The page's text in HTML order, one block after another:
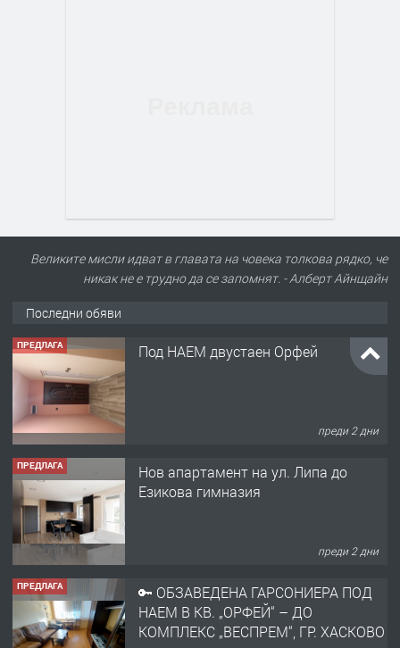
Великите мисли идват в главата на човека толкова рядко, че
никак не е трудно да се запомнят. - Алберт Айнщайн
Последни обяви
ПРЕДЛАГА Под НАЕМ двустаен Орфей
преди 2 дни
ПРЕДЛАГА
Нов апартамент на ул. Липа до
Езикова гимназия
преди 2 дни
ПРЕДЛАГА
🔑 ОБЗАВЕДЕНА ГАРСОНИЕРА ПОД
НАЕМ В КВ. „ОРФЕЙ“ – ДО
КОМПЛЕКС „ВЕСПРЕМ“, ГР. ХАСКОВО